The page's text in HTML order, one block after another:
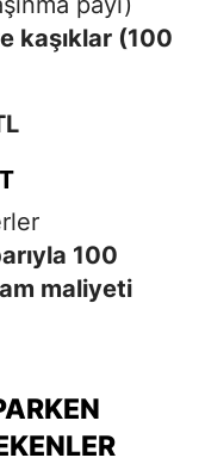
kaşıklar (100
100
maliyeti